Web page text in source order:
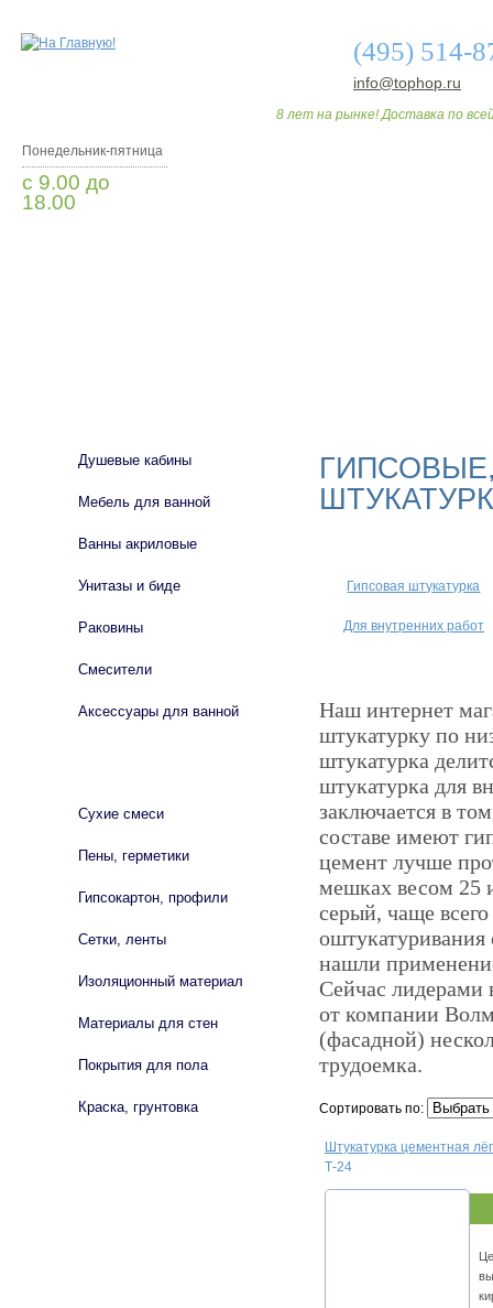
(495) 514-
info@tophop.ru
8 лет на рынке! Доставка по
Понедельник-пятница
с 9.00 до
18.00
Гипсовая штукатурка
Для внутренних работ
Наш интернет
штукатурку по
штукатурка
штукатурка для
заключается в
составе имеют
цемент лучше
мешках весом 25
серый, чаще всего
нашли
Сейчас лидерами
от компании
(фасадной)
трудоемка.
Сортировать по:
Штукатурка цементная
Т-24
Душевые кабины
Мебель для ванной
Ванны акриловые
Унитазы и биде
Раковины
Смесители
Аксессуары для ванной
Сухие смеси
Пены, герметики
Гипсокартон, профили
Сетки, ленты
Изоляционный материал
Материалы для стен
Покрытия для пола
Краска, грунтовка